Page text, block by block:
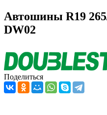
Автошины R19
DW02
Поделиться